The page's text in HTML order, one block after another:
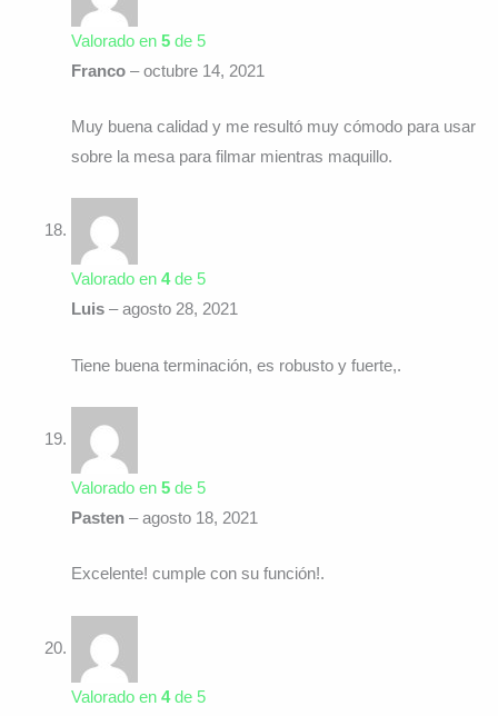
Valorado en 5de 5
Franco – octubre 14, 2021
Muy buena calidad y me resultó muy cómodo para usar
sobre la mesa para filmar mientras maquillo.
Valorado en 4de 5
Luis – agosto 28, 2021
Tiene buena terminación, es robusto y fuerte,.
Valorado en 5de 5
Pasten – agosto 18, 2021
Excelente! cumple con su función!.
Valorado en 4de 5